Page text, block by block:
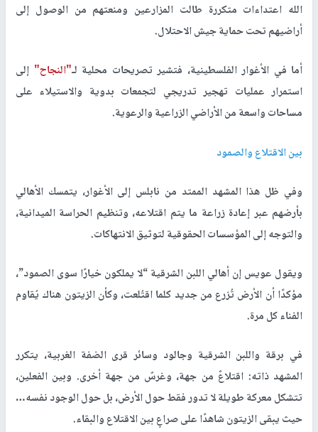
الله اعتداءات متكررة طالت المزارعين ومنعتهم من الوصول إلى
أراضيهم تحت حماية جيش الاحتلال.
أما في الأغوار الفلسطينية، فتشير تصريحات محلية لـ"النجاح" إلى
استمرار عمليات تهجير تدريجي لتجمعات بدوية والاستيلاء على
مساحات واسعة من الأراضي الزراعية والرعوية.
بين الاقتلاع والصمود
وفي ظل هذا المشهد الممتد من نابلس إلى الأغوار، يتمسك الأهالي
بأرضهم عبر إعادة زراعة ما يتم اقتلاعه، وتنظيم الحراسة الميدانية،
والتوجه إلى المؤسسات الحقوقية لتوثيق الانتهاكات.
ويقول عويس إن أهالي اللبن الشرقية “لا يملكون خيارًا سوى الصمود”،
مؤكدًا أن الأرض تُزرع من جديد كلما اقتُلعت، وكأن الزيتون هناك يُقاوم
الفناء كل مرة.
في برقة واللبن الشرقية وجالود وسائر قرى الضفة الغربية، يتكرر
المشهد ذاته: اقتلاعٌ من جهة، وغرسٌ من جهة أخرى. وبين الفعلين،
تتشكل معركة طويلة لا تدور فقط حول الأرض، بل حول الوجود نفسه…
حيث يبقى الزيتون شاهدًا على صراعٍ بين الاقتلاع والبقاء.